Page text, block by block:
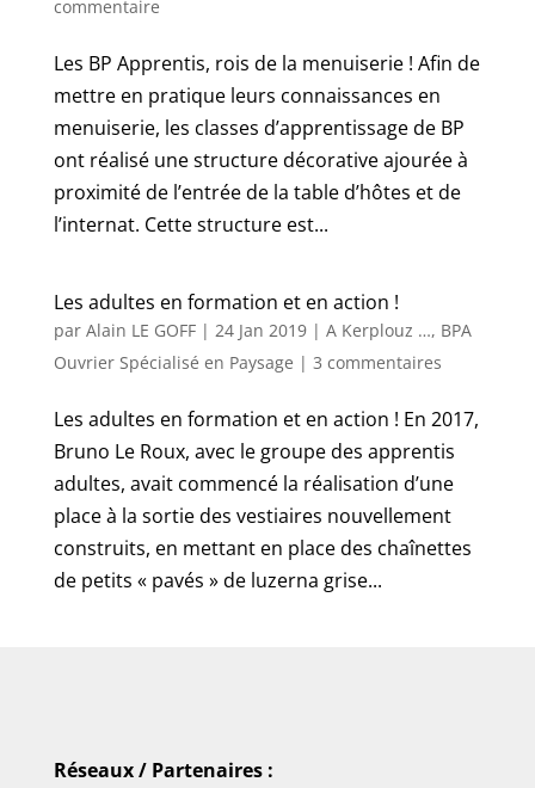
commentaire
Les BP Apprentis, rois de la menuiserie ! Afin de
mettre en pratique leurs connaissances en
menuiserie, les classes d’apprentissage de BP
ont réalisé une structure décorative ajourée à
proximité de l’entrée de la table d’hôtes et de
l’internat. Cette structure est...
Les adultes en formation et en action !
par Alain LE GOFF| 24 Jan 2019| A Kerplouz …, BPA
Ouvrier Spécialisé en Paysage | 3 commentaires
Les adultes en formation et en action ! En 2017,
Bruno Le Roux, avec le groupe des apprentis
adultes, avait commencé la réalisation d’une
place à la sortie des vestiaires nouvellement
construits, en mettant en place des chaînettes
de petits « pavés » de luzerna grise...
Réseaux / Partenaires :